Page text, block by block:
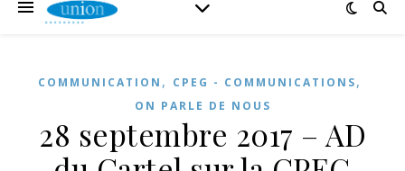
COMMUNICATION , CPEG - COMMUNICATIONS,
ON PARLE DE NOUS
28 septembre 2017 – AD